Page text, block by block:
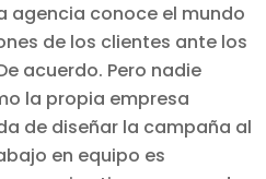
agencia conoce el mundo
de los clientes ante los
acuerdo. Pero nadie
la propia empresa
de diseñar la campaña al
en equipo es